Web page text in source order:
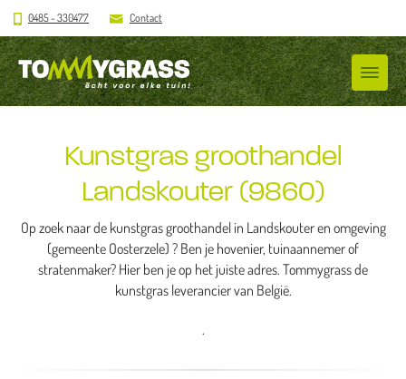
0485 - 330477 Contact
Kunstgras groothandel
Landskouter (9860)
Op zoek naar de kunstgras groothandel in Landskouter en omgeving
(gemeente Oosterzele) ? Ben je hovenier, tuinaannemer of
stratenmaker? Hier ben je op het juiste adres. Tommygrass de
kunstgras leverancier van België.
.